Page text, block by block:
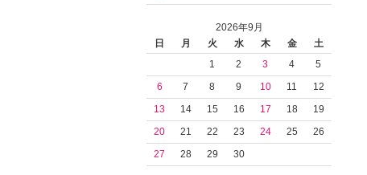
2026年9月
日
月 火 水 木 金
土
1
2 3 4
5
6
7 8 9 10 11
12
13
14 15 16 17 18
19
20
21 22 23 24 25
26
27
28 29 30